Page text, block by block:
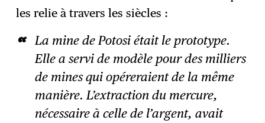
les relie à travers les siècles :
La mine de Potosi était le prototype.
Elle a servi de modèle pour des milliers
de mines qui opéreraient de la même
manière. L’extraction du mercure,
nécessaire à celle de l’argent, avait